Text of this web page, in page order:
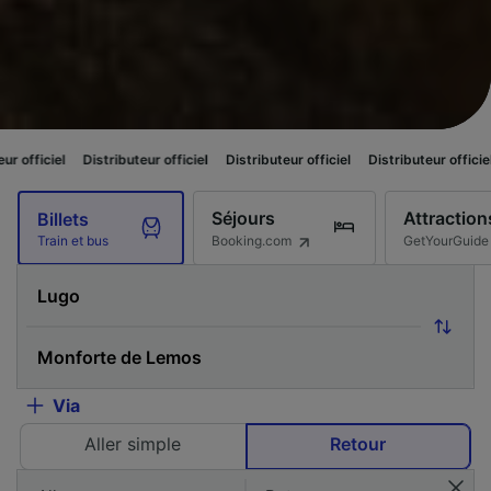
Distributeur officiel Distributeur officiel Distributeur officiel
Billets
Train et bus
Séjours
Booking.com GetYourGuide
Via
Aller simple
Retour